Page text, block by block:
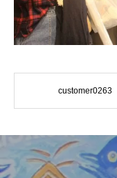
customer0263